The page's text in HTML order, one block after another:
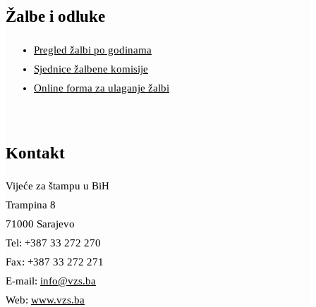
Žalbe i odluke
Pregled žalbi po godinama
Sjednice žalbene komisije
Online forma za ulaganje žalbi
Kontakt
Vijeće za štampu u BiH
Trampina 8
71000 Sarajevo
Tel: +387 33 272 270
Fax: +387 33 272 271
E-mail: info@vzs.ba
Web: www.vzs.ba